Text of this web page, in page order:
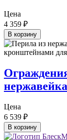
Цена
4 359 ₽
В корзину
Цена
6 539 ₽
В корзину